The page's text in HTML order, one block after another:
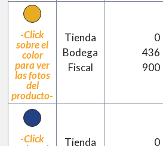
-Click
sobre el
color
para ver
las fotos
del
producto-
Tienda
Bodega
Fiscal
0
436
900
-Click
Tienda 0